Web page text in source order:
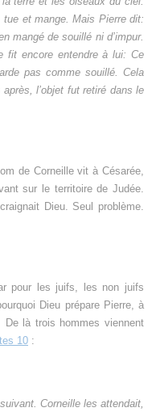
et mange. Mais Pierre dit:
mangé de souillé ni d’impur.
fit encore entendre à lui: Ce
pas comme souillé. Cela
l’objet fut retiré dans le
de Corneille vit à Césarée,
sur le territoire de Judée.
Dieu. Seul problème.
pour les juifs, les non juifs
Dieu prépare Pierre, à
là trois hommes viennent
10 :
Corneille les attendait,